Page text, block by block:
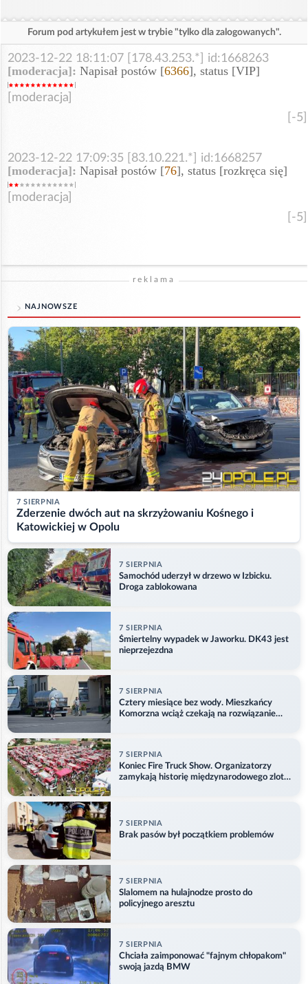
Forum pod artykułem jest w trybie "tylko dla zalogowanych".
2023-12-22 18:11:07 [178.43.253.*] id:1668263
[moderacja]: Napisał postów [6366], status [VIP]
[moderacja]
[-5]
2023-12-22 17:09:35 [83.10.221.*] id:1668257
[moderacja]: Napisał postów [76], status [rozkręca się]
[moderacja]
[-5]
reklama
NAJNOWSZE
7 SIERPNIA
Zderzenie dwóch aut na skrzyżowaniu Kośnego i
Katowickiej w Opolu
7 SIERPNIA
Samochód uderzył w drzewo w Izbicku.
Droga zablokowana
7 SIERPNIA
Śmiertelny wypadek w Jaworku. DK43 jest
nieprzejezdna
7 SIERPNIA
Cztery miesiące bez wody. Mieszkańcy
Komorzna wciąż czekają na rozwiązanie
7 SIERPNIA
Koniec Fire Truck Show. Organizatorzy
zamykają historię międzynarodowego zlotu
7 SIERPNIA
Brak pasów był początkiem problemów
7 SIERPNIA
Slalomem na hulajnodze prosto do
policyjnego aresztu
7 SIERPNIA
Chciała zaimponować "fajnym chłopakom"
swoją jazdą BMW